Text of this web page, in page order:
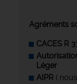
Agréments
CACES R
Léger
AIPR (